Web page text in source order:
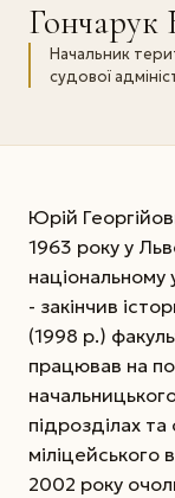
Начальник
судової
Юрій
1963 року у
національному
- закінчив
(1998 р.)
працював на
підрозділах
міліцейського
2002 року